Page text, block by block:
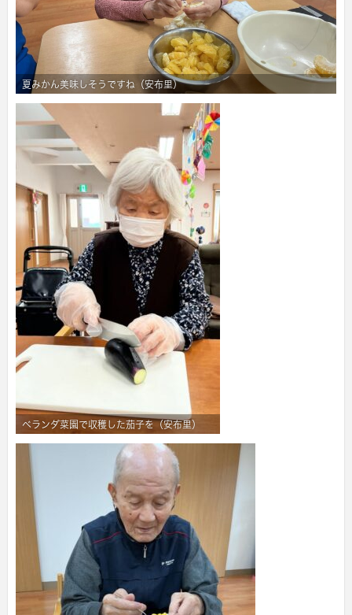
夏みかん美味しそうですね（安布里）
ベランダ菜園で収穫した茄子を（安布里）